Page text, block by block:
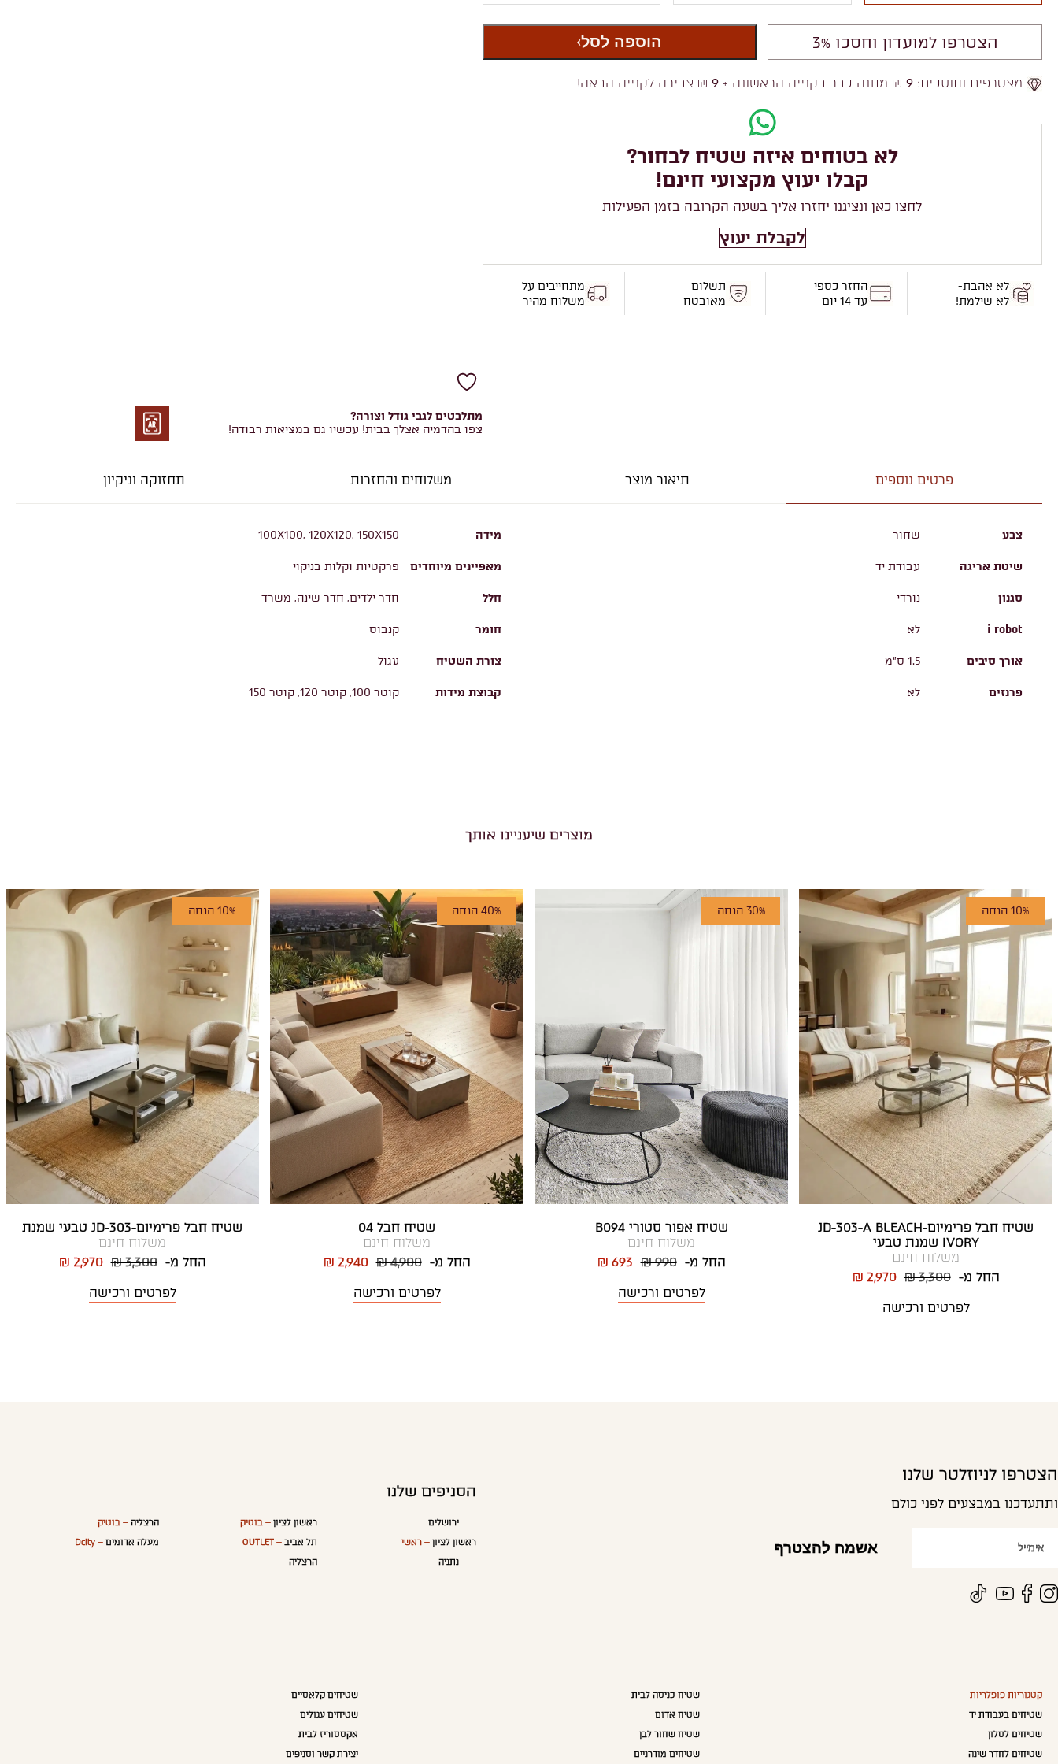
הצטרפו למועדון וחסכו 3% הוספה לסל
מצטרפים וחוסכים: 9 ₪ מתנה כבר בקנייה הראשונה + 9 ₪ צבירה לקנייה הבאה!
לא בטוחים איזה שטיח לבחור?
קבלו יעוץ מקצועי חינם!
לחצו כאן ונציגנו יחזרו אליך בשעה הקרובה בזמן הפעילות
לקבלת יעוץ
לא אהבת-
לא שילמת!
החזר כספי
עד 14 יום
תשלום
מאובטח
מתחייבים על
משלוח מהיר
מתלבטים לגבי גודל וצורה?
צפו בהדמיה אצלך בבית! עכשיו גם במציאות רבודה!
פרטים נוספים תיאור מוצר משלוחים והחזרות תחזוקה וניקיון
צבע שחור מידה 100X100, 120X120, 150X150
שיטת אריגה עבודת יד מאפיינים מיוחדים פרקטיות וקלות בניקוי
סגנון נורדי חלל חדר ילדים, חדר שינה, משרד
i robot לא חומר קנבוס
אורך סיבים 1.5 ס"מ צורת השטיח עגול
פרנזים לא קבוצת מידות קוטר 100, קוטר 120, קוטר 150
מוצרים שיעניינו אותך
10% הנחה
שטיח חבל פרימיום-JD-303-A BLEACH
IVORY שמנת טבעי
משלוח חינם
החל מ-₪ 3,300
₪ 2,970
לפרטים ורכישה
30% הנחה
שטיח אפור סטורי B094
משלוח חינם
החל מ-₪ 990
₪ 693
לפרטים ורכישה
40% הנחה
שטיח חבל 04
משלוח חינם
החל מ-₪ 4,900
₪ 2,940
לפרטים ורכישה
10% הנחה
שטיח חבל פרימיום-JD-303 טבעי שמנת
משלוח חינם
החל מ-₪ 3,300
₪ 2,970
לפרטים ורכישה
הצטרפו לניוזלטר שלנו
ותתעדכנו במבצעים לפני כולם
הסניפים שלנו
ירושלים
ראשון לציון – ראשי
נתניה
ראשון לציון– בוטיק
תל אביב– OUTLET
הרצליה
הרצליה– בוטיק
מעלה אדומים – Dcity
קטגוריות פופלריות
שטיחים בעבודת יד
שטיחים לסלון
שטיחים לחדר שינה
שטיח כניסה לבית
שטיח אדום
שטיח שחור לבן
שטיחים מודרניים
שטיחים קלאסיים
שטיחים עגולים
אקססוריז לבית
יצירת קשר וסניפים